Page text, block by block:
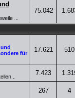
...
75.042
für
17.621 510
7.423
267
4